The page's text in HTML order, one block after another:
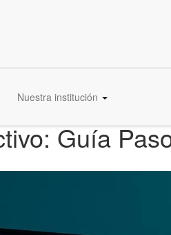
Nuestra institución
Guía